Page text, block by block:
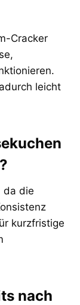
Cracker
leicht
da die
kurzfristige
nach